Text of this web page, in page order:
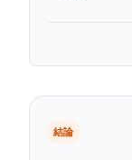
エアコンが
ット通販
【2027年問
結論